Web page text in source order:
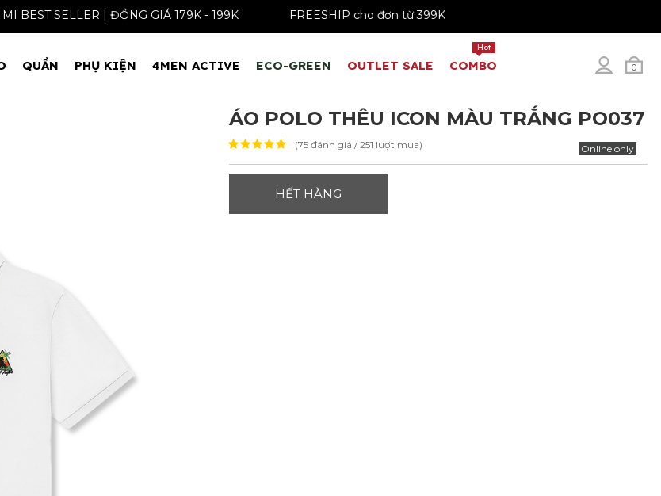
ÁO SƠ MI BEST SELLER | ĐỒNG GIÁ 179K - 199K FREESHIP cho đơn từ 399K
0
QUẦN PHỤ KIỆN 4MEN ACTIVE ECO-GREEN OUTLET SALE COMBO
Hot
ÁO POLO THÊU ICON MÀU TRẮNG PO037
Online only
(75 đánh giá / 251 lượt mua)
HẾT HÀNG